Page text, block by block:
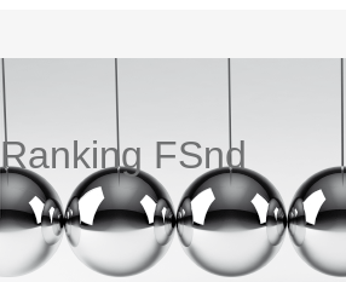
Ranking FSnd